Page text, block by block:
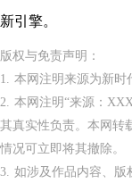
新引擎。
版权与免责声明：
1. 本网注明来源为新时
2. 本网注明“来源：
其真实性负责。本网转
情况可立即将其撤除。
3. 如涉及作品内容、版